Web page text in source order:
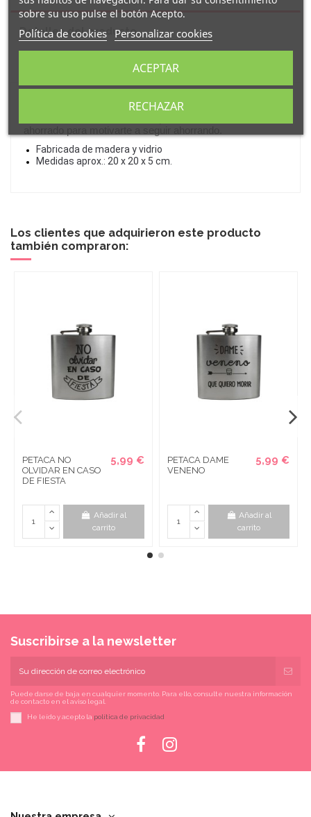
Detalles del producto
de madera decorada con el texto "
Fabricada de madera y vidrio
Medidas aprox.: 20 x 20 x 5 cm.
Los clientes que adquirieron este producto
también compraron:
PETACA NO
OLVIDAR EN CASO
DE FIESTA
5,99 €
Añadir al
carrito
PETACA DAME
VENENO
5,99 €
Añadir al
carrito
Suscribirse a la newsletter
Puede darse de baja en cualquier momento. Para ello, consulte nuestra información
de contacto en el aviso legal.
He leído y acepto la política de privacidad
sobre su uso pulse el botón Acepto.
Política de cookies Personalizar cookies
RECHAZAR
ACEPTAR